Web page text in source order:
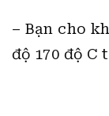
– Bạn cho
độ 170 độ C